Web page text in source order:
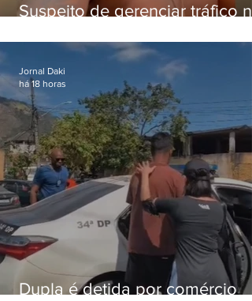
Suspeito de gerenciar tráfico na
foragido
Dupla é detida por comércio
Jornal Daki
há 18 horas